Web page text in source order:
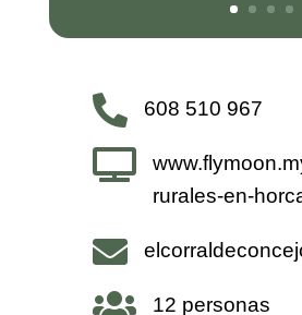
 608 510 967

rurales-en-

 12 personas